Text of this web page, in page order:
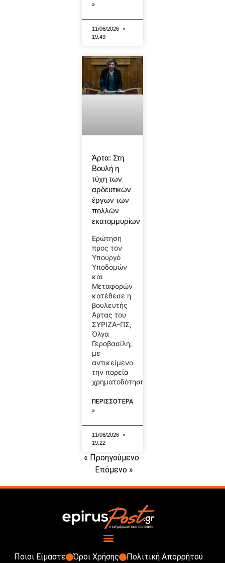
»
11/06/2026
19:49
Άρτα: Στη
Βουλή η
τύχη των
αρδευτικών
έργων των
πολλών
εκατομμυρίων
Ερώτηση
προς τον
Υπουργό
Υποδομών
και
Μεταφορών
κατέθεσε η
βουλευτής
Άρτας του
ΣΥΡΙΖΑ–ΠΣ,
Όλγα
Γεροβασίλη,
με
αντικείμενο
την πορεία
χρηματοδότησης
ΠΕΡΙΣΣΟΤΕΡΑ
»
11/06/2026
19:22
« Προηγούμενο
Επόμενο »
Ποιοι Είμαστε Όροι Χρήσης Πολιτική Απορρήτου